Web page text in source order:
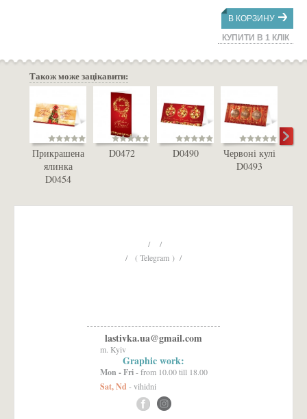
В КОРЗИНУ
КУПИТИ В 1 КЛІК
Також може зацікавити:
Прикрашена
ялинка
D0454
D0472 D0490
Червоні кулі
D0493
/ /
/ ( Telegram ) /
lastivka.ua@gmail.com
m. Kyiv
Graphic work:
Mon - Fri- from 10.00 till 18.00
Sat, Nd - vihidni